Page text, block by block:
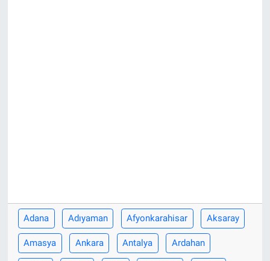
Adana Adıyaman Afyonkarahisar Aksaray
Amasya Ankara Antalya Ardahan
Siyaset
Yaşam